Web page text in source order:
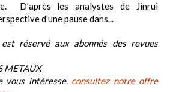
D’après les analystes de Jinrui
d’une pause dans...
réservé aux abonnés des revues
METAUX
vous intéresse, consultez notre offre